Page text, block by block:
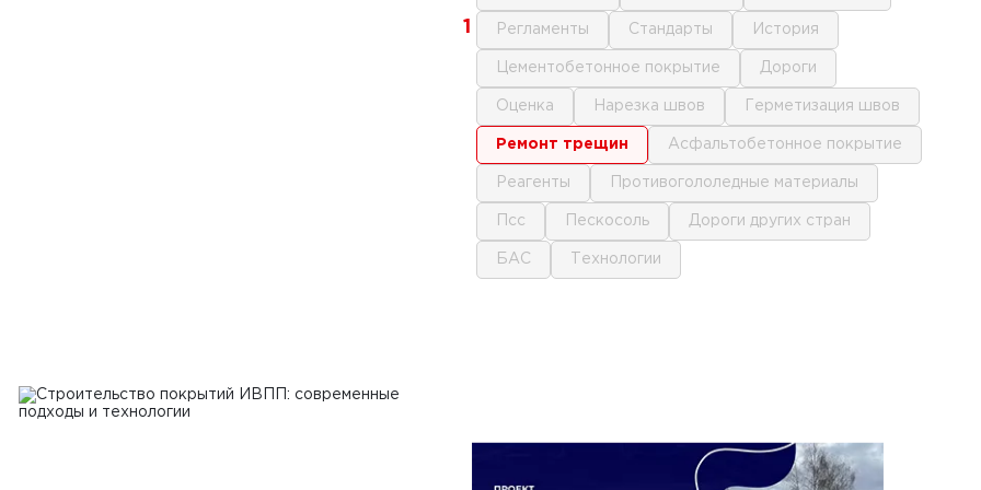
1
2026 г.
- немецкий производитель
строительной техники в парке
регламенты стандарты история
цементобетонное покрытие дороги
оценка нарезка швов герметизация швов
ремонт трещин асфальтобетонное покрытие
реагенты противогололедные материалы
псс пескосоль дороги других стран
БАС технологии